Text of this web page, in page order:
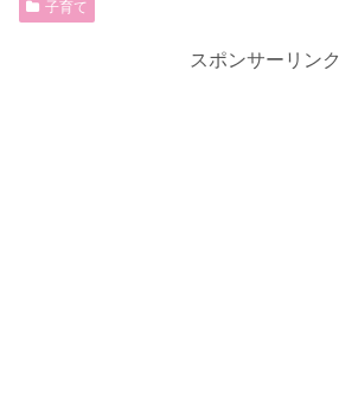
子育て
スポンサーリンク